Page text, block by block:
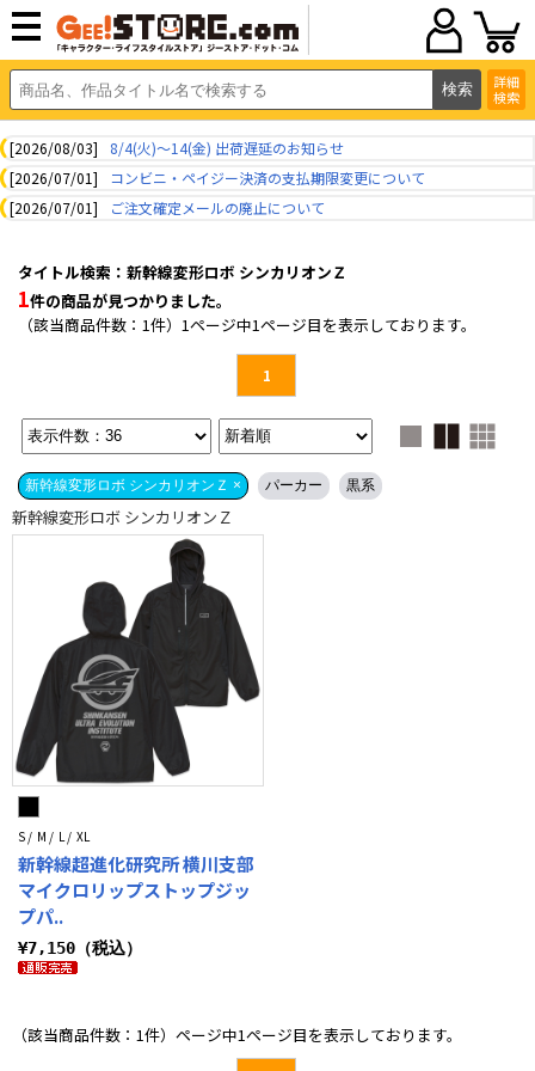
詳細
検索
[2026/08/03]
8/4(火)～14(金) 出荷遅延のお知らせ
[2026/07/01]
コンビニ・ペイジー決済の支払期限変更について
[2026/07/01]
ご注文確定メールの廃止について
タイトル検索：新幹線変形ロボ シンカリオンＺ
1件の商品が見つかりました。
（該当商品件数：1件）1ページ中1ページ目を表示しております。
1
新幹線変形ロボ シンカリオンＺ × パーカー 黒系
新幹線変形ロボ シンカリオンＺ
S / M / L / XL
新幹線超進化研究所 横川支部
マイクロリップストップジッ
プパ..
¥7,150（税込）
（該当商品件数：1件）ページ中1ページ目を表示しております。